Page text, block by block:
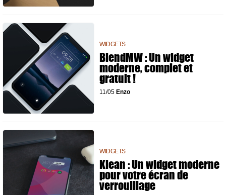
WIDGETS
BlendMW : Un widget
moderne, complet et
gratuit !
11/05 Enzo
WIDGETS
Klean : Un widget moderne
pour votre écran de
verrouillage